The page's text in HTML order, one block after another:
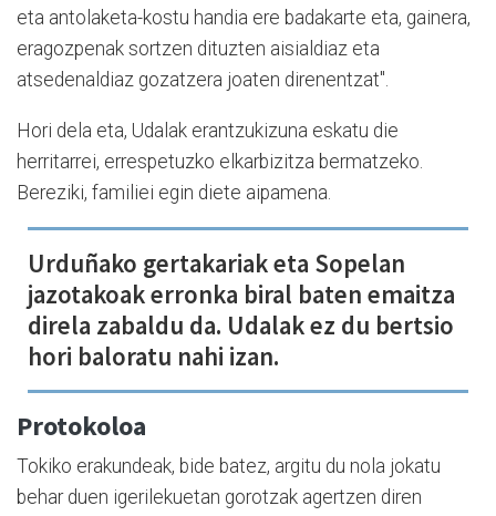
eta antolaketa-kostu handia ere badakarte eta, gainera,
eragozpenak sortzen dituzten aisialdiaz eta
atsedenaldiaz gozatzera joaten direnentzat".
Hori dela eta, Udalak erantzukizuna eskatu die
herritarrei, errespetuzko elkarbizitza bermatzeko.
Bereziki, familiei egin diete aipamena.
Urduñako gertakariak eta Sopelan
jazotakoak erronka biral baten emaitza
direla zabaldu da. Udalak ez du bertsio
hori baloratu nahi izan.
Protokoloa
Tokiko erakundeak, bide batez, argitu du nola jokatu
behar duen igerilekuetan gorotzak agertzen diren